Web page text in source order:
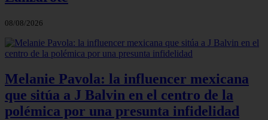
08/08/2026
Melanie Pavola: la influencer mexicana
que sitúa a J Balvin en el centro de la
polémica por una presunta infidelidad